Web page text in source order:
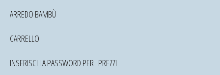
ARREDO BAMBÙ
CARRELLO
INSERISCI LA PASSWORD PER I PREZZI